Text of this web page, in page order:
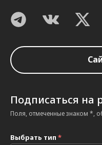
Подписаться на
Поля, отмеченные знаком *,
Выбрать тип *